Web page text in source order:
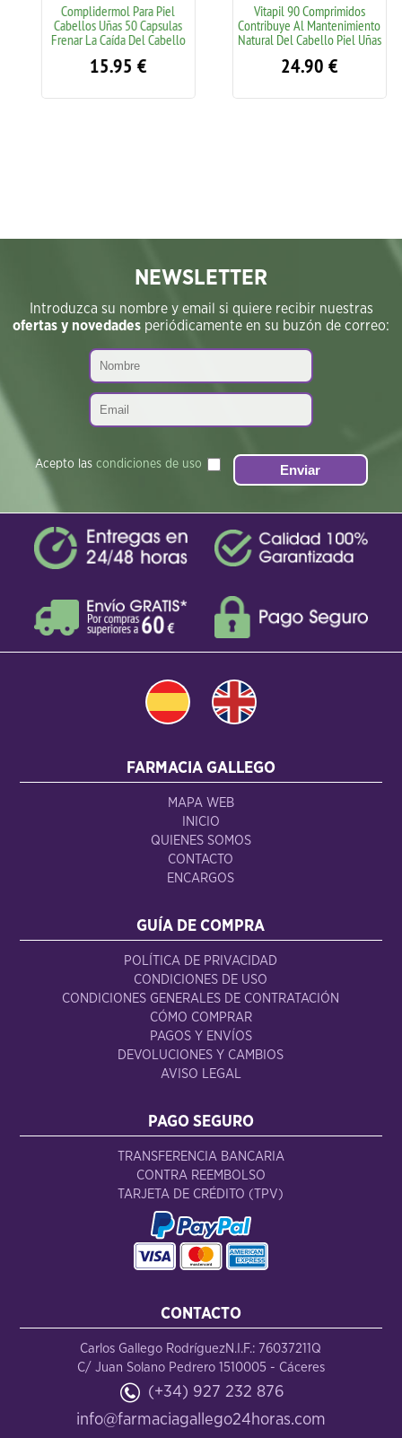
Complidermol Para Piel
Cabellos Uñas 50 Capsulas
Frenar La Caída Del Cabello
15.95€
Vitapil 90 Comprimidos
Contribuye Al Mantenimiento
Natural Del Cabello Piel Uñas
24.90€
NEWSLETTER
Introduzca su nombre y email si quiere recibir nuestras
ofertas y novedades periódicamente en su buzón de correo:
Acepto las condiciones de uso
FARMACIA GALLEGO
MAPA WEB
INICIO
QUIENES SOMOS
CONTACTO
ENCARGOS
GUÍA DE COMPRA
POLÍTICA DE PRIVACIDAD
CONDICIONES DE USO
CONDICIONES GENERALES DE CONTRATACIÓN
CÓMO COMPRAR
PAGOS Y ENVÍOS
DEVOLUCIONES Y CAMBIOS
AVISO LEGAL
PAGO SEGURO
TRANSFERENCIA BANCARIA
CONTRA REEMBOLSO
TARJETA DE CRÉDITO (TPV)
CONTACTO
Carlos Gallego RodríguezN.I.F.: 76037211Q
C/ Juan Solano Pedrero 1510005 - Cáceres
(+34) 927 232 876
info@farmaciagallego24horas.com